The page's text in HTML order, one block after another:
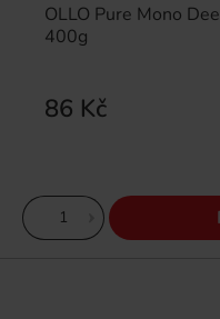
OLLO Pure Mono
400g
86 Kč